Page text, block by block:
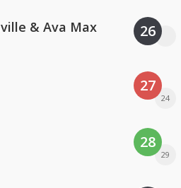
& Ava Max 26
27
24
28
29